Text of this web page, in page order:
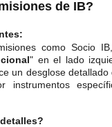
de IB?
como Socio
" en el lado
un desglose detallado
instrumentos